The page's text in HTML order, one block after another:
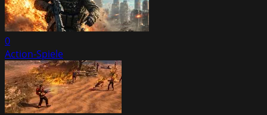
0
Action-Spiele